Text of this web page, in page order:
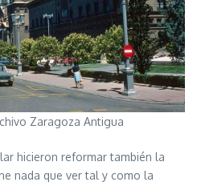
Zaragoza Antigua
hicieron reformar también la
nada que ver tal y como la